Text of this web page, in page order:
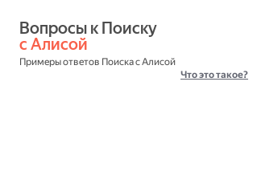
с Алисой
Примеры ответов Поиска с Алисой
Что это такое?